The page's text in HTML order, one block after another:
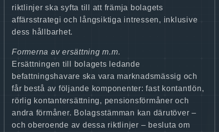
riktlinjer ska syfta till att främja bolagets
affärsstrategi och långsiktiga intressen, inklusive
dess hållbarhet.
Formerna av ersättning m.m.
Ersättningen till bolagets ledande
befattningshavare ska vara marknadsmässig och
får bestå av följande komponenter: fast kontantlön,
rörlig kontantersättning, pensionsförmåner och
andra förmåner. Bolagsstämman kan därutöver –
och oberoende av dessa riktlinjer – besluta om